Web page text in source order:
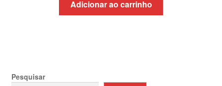
original
era:
atual
é:
Adicionar ao carrinho
Pesquisar